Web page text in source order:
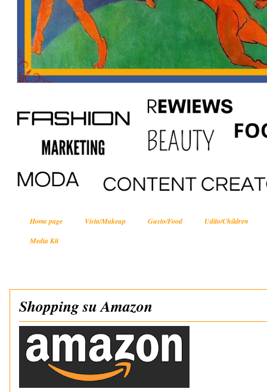
Home page Vista/Makeup Gusto/Food
Udito/Children
Media Kit
Shopping su Amazon